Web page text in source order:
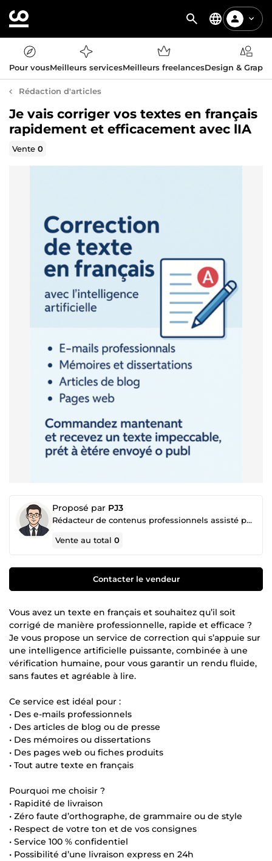
Pour vousMeilleurs servicesMeilleurs freelancesDesign &
Rédaction d'articles
Je vais corriger vos textes en français
rapidement et efficacement avec lIA
Vente0
Proposé par PJ3
Rédacteur de contenus professionnels assisté par intelligence artificielle (IA)
Vente au total0
Contacter le vendeur
Vous avez un texte en français et souhaitez qu’il soit
corrigé de manière professionnelle, rapide et efficace ?
Je vous propose un service de correction qui s’appuie sur
une intelligence artificielle puissante, combinée à une
vérification humaine, pour vous garantir un rendu fluide,
sans fautes et agréable à lire.
Ce service est idéal pour :
• Des e-mails professionnels
• Des articles de blog ou de presse
• Des mémoires ou dissertations
• Des pages web ou fiches produits
• Tout autre texte en français
Pourquoi me choisir ?
• Rapidité de livraison
• Zéro faute d’orthographe, de grammaire ou de style
• Respect de votre ton et de vos consignes
• Service 100 % confidentiel
• Possibilité d’une livraison express en 24h